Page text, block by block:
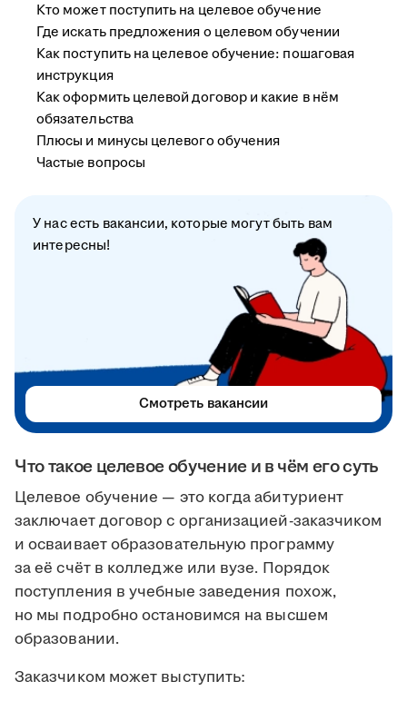
Что такое целевое обучение и в чём его суть
Целевое обучение — это когда абитуриент
заключает договор с организацией-заказчиком
и осваивает образовательную программу
за её счёт в колледже или вузе. Порядок
поступления в учебные заведения похож,
но мы подробно остановимся на высшем
образовании.
Заказчиком может выступить:
Кто может поступить на целевое обучение
Где искать предложения о целевом обучении
Как поступить на целевое обучение: пошаговая
инструкция
Как оформить целевой договор и какие в нём
обязательства
Плюсы и минусы целевого обучения
Частые вопросы
У нас есть вакансии, которые могут быть вам
интересны!
Смотреть вакансии